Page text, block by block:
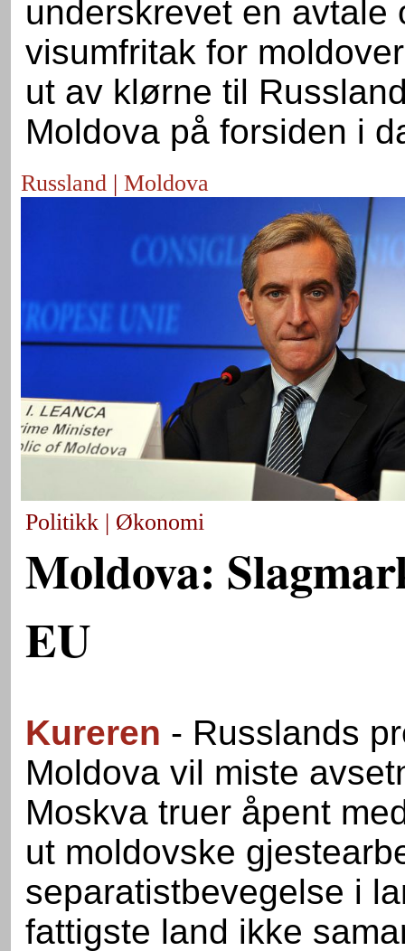
underskrevet en avtale
visumfritak for
ut av klørne til
Moldova på forsiden i
Russland| Moldova
Politikk | Økonomi
Moldova:
EU
Kureren - Russlands
Moldova vil miste
Moskva truer åpent
ut moldovske
separatistbevegelse i
fattigste land ikke